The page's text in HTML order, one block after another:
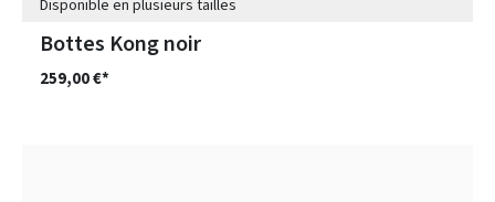
Disponible en plusieurs tailles
Bottes Kong noir
259,00 €*